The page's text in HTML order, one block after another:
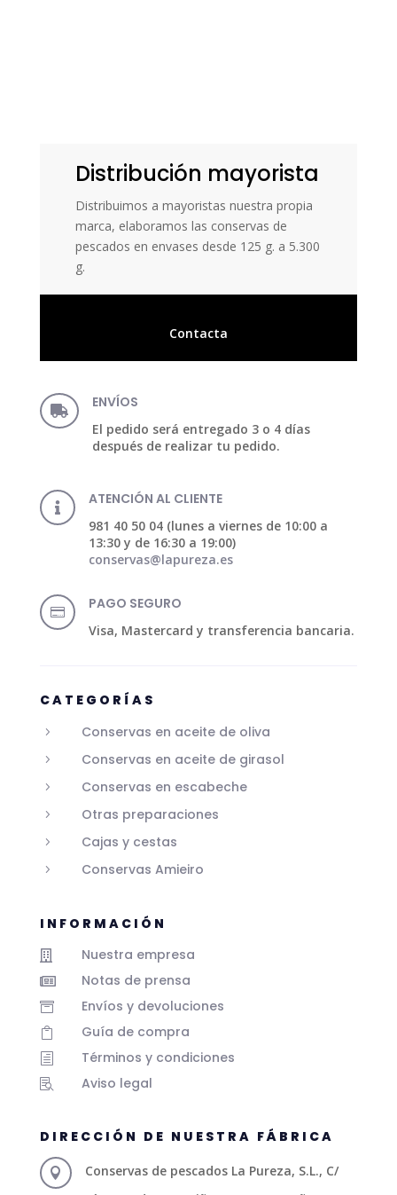
Distribución mayorista
Distribuimos a mayoristas nuestra propia
marca, elaboramos las conservas de
pescados en envases desde 125 g. a 5.300
g.
Contacta
 ENVÍOS
El pedido será entregado 3 o 4 días
después de realizar tu pedido.
 ATENCIÓN AL CLIENTE
981 40 50 04 (lunes a viernes de 10:00 a
13:30 y de 16:30 a 19:00)
conservas@lapureza.es
 PAGO SEGURO
Visa, Mastercard y transferencia bancaria.
CATEGORÍAS
5 Conservas en aceite de oliva
5 Conservas en aceite de girasol
5 Conservas en escabeche
5 Otras preparaciones
5 Cajas y cestas
5 Conservas Amieiro
INFORMACIÓN
 Nuestra empresa
 Notas de prensa
 Envíos y devoluciones
 Guía de compra
h Términos y condiciones
 Aviso legal
DIRECCIÓN DE NUESTRA FÁBRICA

Conservas de pescados La Pureza, S.L., C/